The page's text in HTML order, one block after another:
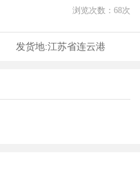
浏览次数： 68次
发货地:江苏省连云港